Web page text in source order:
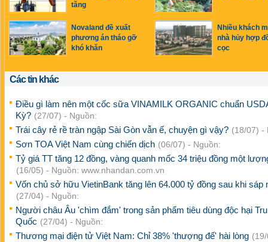
tăng
Novaland đề xuất
phương án tháo gỡ
khó khăn
Nhiều khách
nhà hủy hợp
cọc
Các tin khác
Điều gì làm nên một cốc sữa VINAMILK ORGANIC chuẩn
Kỳ? (27/07) - Nguồn:
Trái cây rẻ rề tràn ngập Sài Gòn vẫn ế, chuyện gì vậy? (18/07) -
Sơn TOA Việt Nam cùng chiến dịch (06/07) - Nguồn:
Tỷ giá TT tăng 12 đồng, vàng quanh mốc 34 triệu đồng một
(16/05) - Nguồn: www.nhandan.com.vn
Vốn chủ sở hữu VietinBank tăng lên 64.000 tỷ đồng sau khi sáp
(27/04) - Nguồn:
Người châu Âu 'chìm đắm' trong sản phẩm tiêu dùng độc hại
Quốc (27/04) - Nguồn:
Thương mại điện tử Việt Nam: Chỉ 38% 'thượng đế' hài lòng